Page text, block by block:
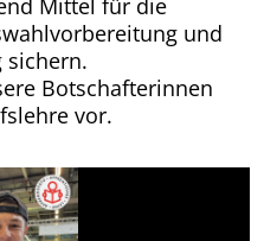
Mittel für die
und
sichern.
Botschafterinnen
vor.